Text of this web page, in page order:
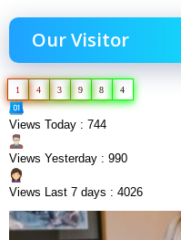
Our Visitor
1 4 3 9 8 4
Views Today : 744
Views Yesterday : 990
Views Last 7 days : 4026